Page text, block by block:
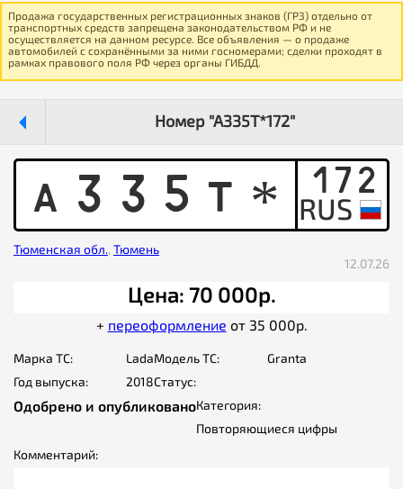
Продажа государственных регистрационных знаков (ГРЗ) отдельно от
транспортных средств запрещена законодательством РФ и не
осуществляется на данном ресурсе. Все объявления — о продаже
автомобилей с сохранёнными за ними госномерами; сделки проходят в
рамках правового поля РФ через органы ГИБДД.
Номер "А335Т*172"
A 3 3 5 T *
172
Тюменская обл., Тюмень
12.07.26
Цена: 70 000р.
+ переоформление от 35 000р.
Марка ТС: LadaМодель ТС:
Granta
Год выпуска:
2018Статус:
Одобрено и опубликованоКатегория:
Повторяющиеся цифры
Комментарий: